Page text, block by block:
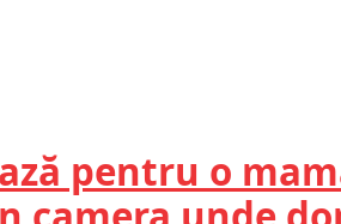
pentru o